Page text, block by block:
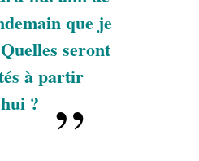
que je
seront
à partir
?